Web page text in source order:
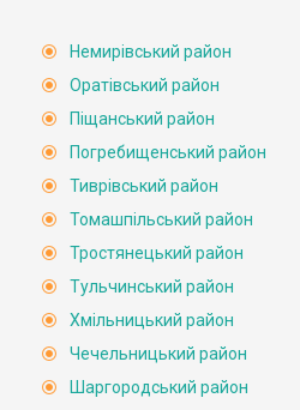
Немирівський район
Оратівський район
Піщанський район
Погребищенський район
Тиврівський район
Томашпільський район
Тростянецький район
Тульчинський район
Хмільницький район
Чечельницький район
Шаргородський район